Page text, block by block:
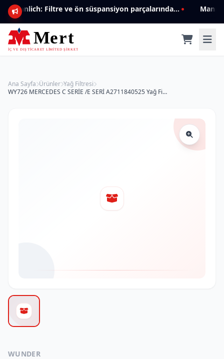
Mannlich: Filtre ve ön süspansiyon parçalarında genişleyen ürün yelpazesiyle kalite ve güven.
Ana Sayfa Ürünler Yağ Filtresi
WY726 MERCEDES C SERİE /E SERİ A2711840525 Yağ Filtresi
WUNDER